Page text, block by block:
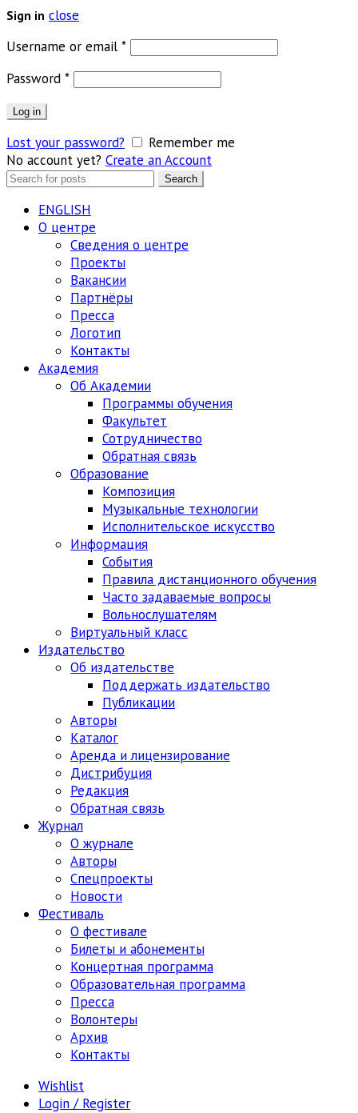
Sign in close
Username or email *Обязательно
Password *Обязательно
Log in
Lost your password?
Remember me
No account yet? Create an Account
Search
Search
ENGLISH
О центре
Сведения о центре
Проекты
Вакансии
Партнёры
Пресса
Логотип
Контакты
Академия
Об Академии
Программы обучения
Факультет
Сотрудничество
Обратная связь
Образование
Композиция
Музыкальные технологии
Исполнительское искусство
Информация
События
Правила дистанционного обучения
Часто задаваемые вопросы
Вольнослушателям
Виртуальный класс
Издательство
Об издательстве
Поддержать издательство
Публикации
Авторы
Каталог
Аренда и лицензирование
Дистрибуция
Редакция
Обратная связь
Журнал
О журнале
Авторы
Спецпроекты
Новости
Фестиваль
О фестивале
Билеты и абонементы
Концертная программа
Образовательная программа
Пресса
Волонтеры
Архив
Контакты
Wishlist
Login / Register